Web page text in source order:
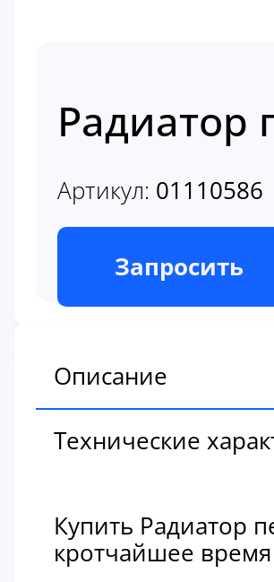
Радиатор
Артикул: 01110586
В наличии
Запросить
Описание
Технические
Купить Радиатор
кротчайшее